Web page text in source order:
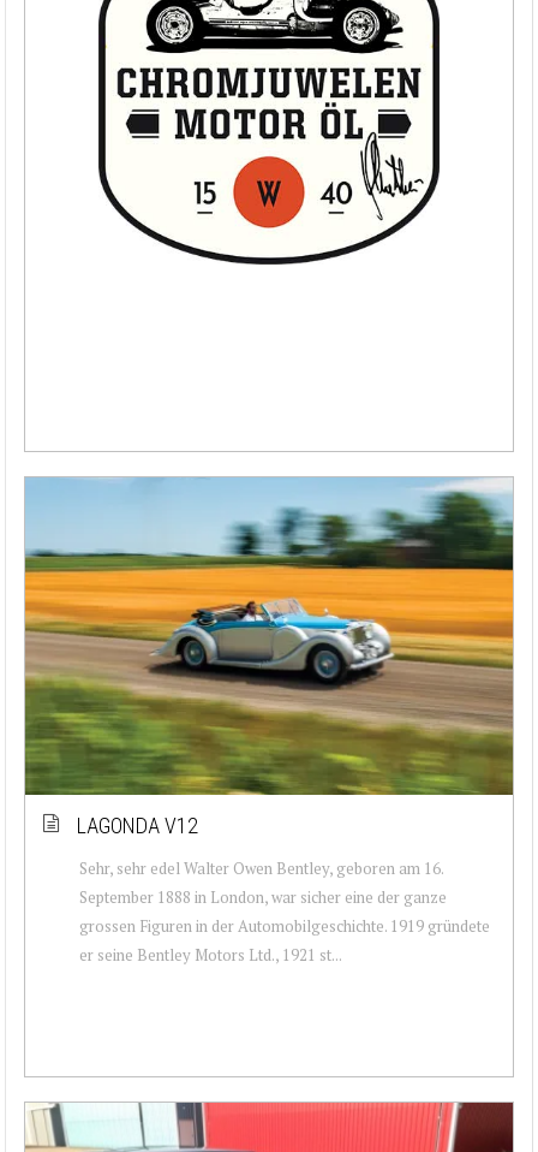
LAGONDA V12
Sehr, sehr edel Walter Owen Bentley, geboren am 16.
September 1888 in London, war sicher eine der ganze
grossen Figuren in der Automobilgeschichte. 1919 gründete
er seine Bentley Motors Ltd., 1921 st...